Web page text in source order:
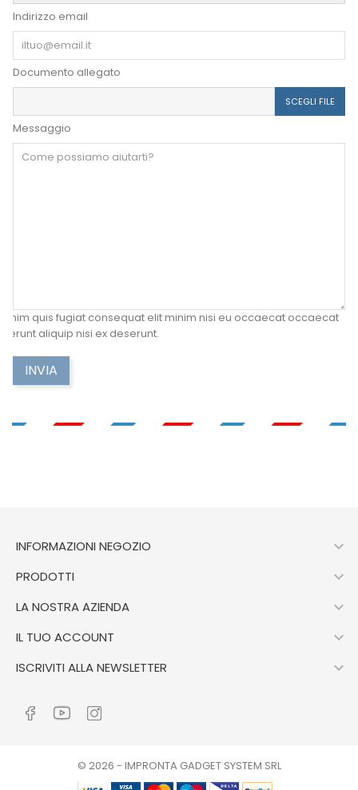
Indirizzo email
Documento allegato
SCEGLI FILE
Messaggio
Enim quis fugiat consequat elit minim nisi eu occaecat occaecat
aliquip nisi ex deserunt.
INFORMAZIONI NEGOZIO 
PRODOTTI 
LA NOSTRA AZIENDA 
IL TUO ACCOUNT 
ISCRIVITI ALLA NEWSLETTER 
© 2026 - IMPRONTA GADGET SYSTEM SRL